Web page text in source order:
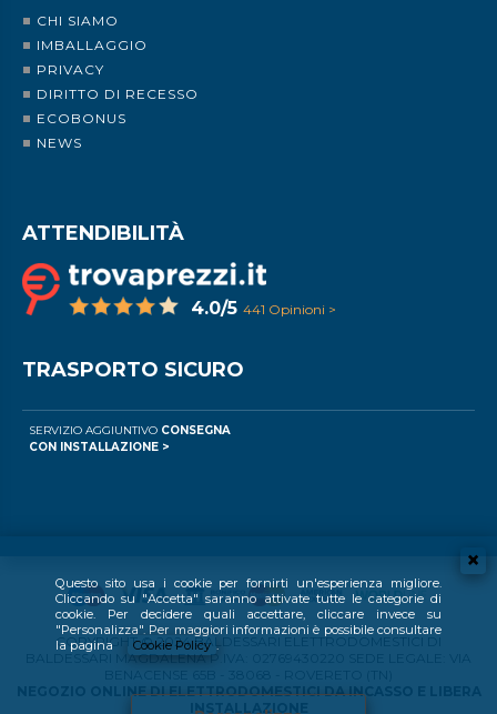
Questo sito usa i cookie per fornirti un'esperienza migliore.
Cliccando su "Accetta" saranno attivate tutte le categorie di
cookie. Per decidere quali accettare, cliccare invece su
"Personalizza". Per maggiori informazioni è possibile consultare
la pagina
Cookie Policy .
CHI SIAMO
IMBALLAGGIO
PRIVACY
DIRITTO DI RECESSO
ECOBONUS
NEWS
ATTENDIBILITÀ
4.0/5 441 Opinioni >
TRASPORTO SICURO
SERVIZIO AGGIUNTIVO CONSEGNA
CON INSTALLAZIONE >
COPYRIGHT © 2024 BALDESSARI ELETTRODOMESTICI DI
BALDESSARI MAGDALENA P.IVA: 02769430220 SEDE LEGALE: VIA
NEGOZIO ONLINE DI ELETTRODOMESTICI DA INCASSO E LIBERA
INSTALLAZIONE